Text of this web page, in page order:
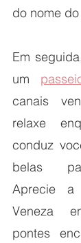
do nome
Em
um
canais
relaxe
conduz
belas
Aprecie a
Veneza
pontes